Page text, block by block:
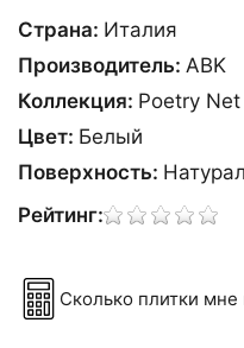
Страна: Италия
Производитель: ABK
Коллекция: Poetry Net
Цвет: Белый
Поверхность:
Рейтинг:
Сколько плитки мне